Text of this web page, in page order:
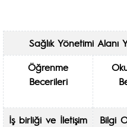
Sağlık Yönetimi Alanı
Öğrenme
Becerileri
İş birliği ve İletişim
Bilgi